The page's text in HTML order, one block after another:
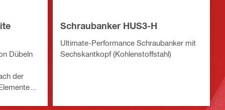
Dübeln
der
Schraubanker HUS3-H
Ultimate-Performance Schraubanker mit
Sechskantkopf (Kohlenstoffstahl)